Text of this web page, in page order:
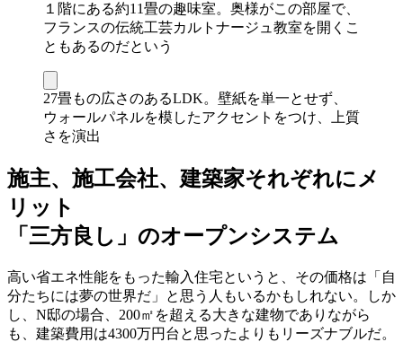
１階にある約11畳の趣味室。奥様がこの部屋で、
フランスの伝統工芸カルトナージュ教室を開くこ
ともあるのだという
27畳もの広さのあるLDK。壁紙を単一とせず、
ウォールパネルを模したアクセントをつけ、上質
さを演出
施主、施工会社、建築家それぞれにメ
リット
「三方良し」のオープンシステム
高い省エネ性能をもった輸入住宅というと、その価格は「自
分たちには夢の世界だ」と思う人もいるかもしれない。しか
し、N邸の場合、200㎡を超える大きな建物でありながら
も、建築費用は4300万円台と思ったよりもリーズナブルだ。